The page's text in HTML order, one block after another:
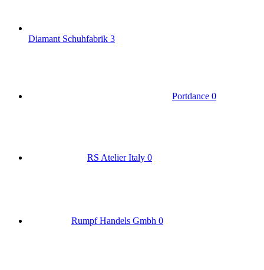
Diamant Schuhfabrik 3
Portdance 0
RS Atelier Italy 0
Rumpf Handels Gmbh 0